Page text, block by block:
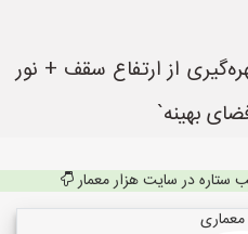
از ارتفاع سقف + نور
بهینه`
در سایت هزار معمار